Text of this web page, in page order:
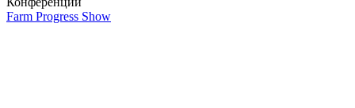
Farm Progress Show